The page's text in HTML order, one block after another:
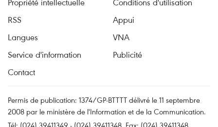
Propriété intellectuelle
Conditions d'utilisation
RSS
Appui
Langues
VNA
Service d'information
Publicité
Contact
Permis de publication: 1374/GP-BTTTT délivré le 11 septembre
2008 par le ministère de l'Information et de la Communication.